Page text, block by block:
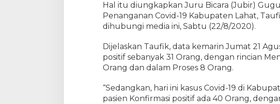
g
k
a
r
a
s
s
Hal itu diungkapkan Juru Bicara (Jubir)
Penanganan Covid-19 Kabupaten Lahat,
dihubungi media ini, Sabtu (22/8/2020).
Dijelaskan Taufik, data kemarin Jumat 21
positif sebanyak 31 Orang, dengan rincian
Orang dan dalam Proses 8 Orang.
“Sedangkan, hari ini kasus Covid-19 di
pasien Konfirmasi positif ada 40 Orang,